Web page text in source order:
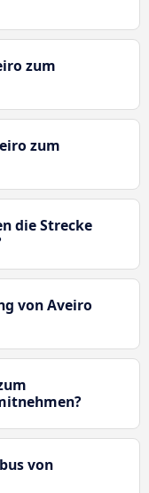
zum
zum
die Strecke
von Aveiro
von